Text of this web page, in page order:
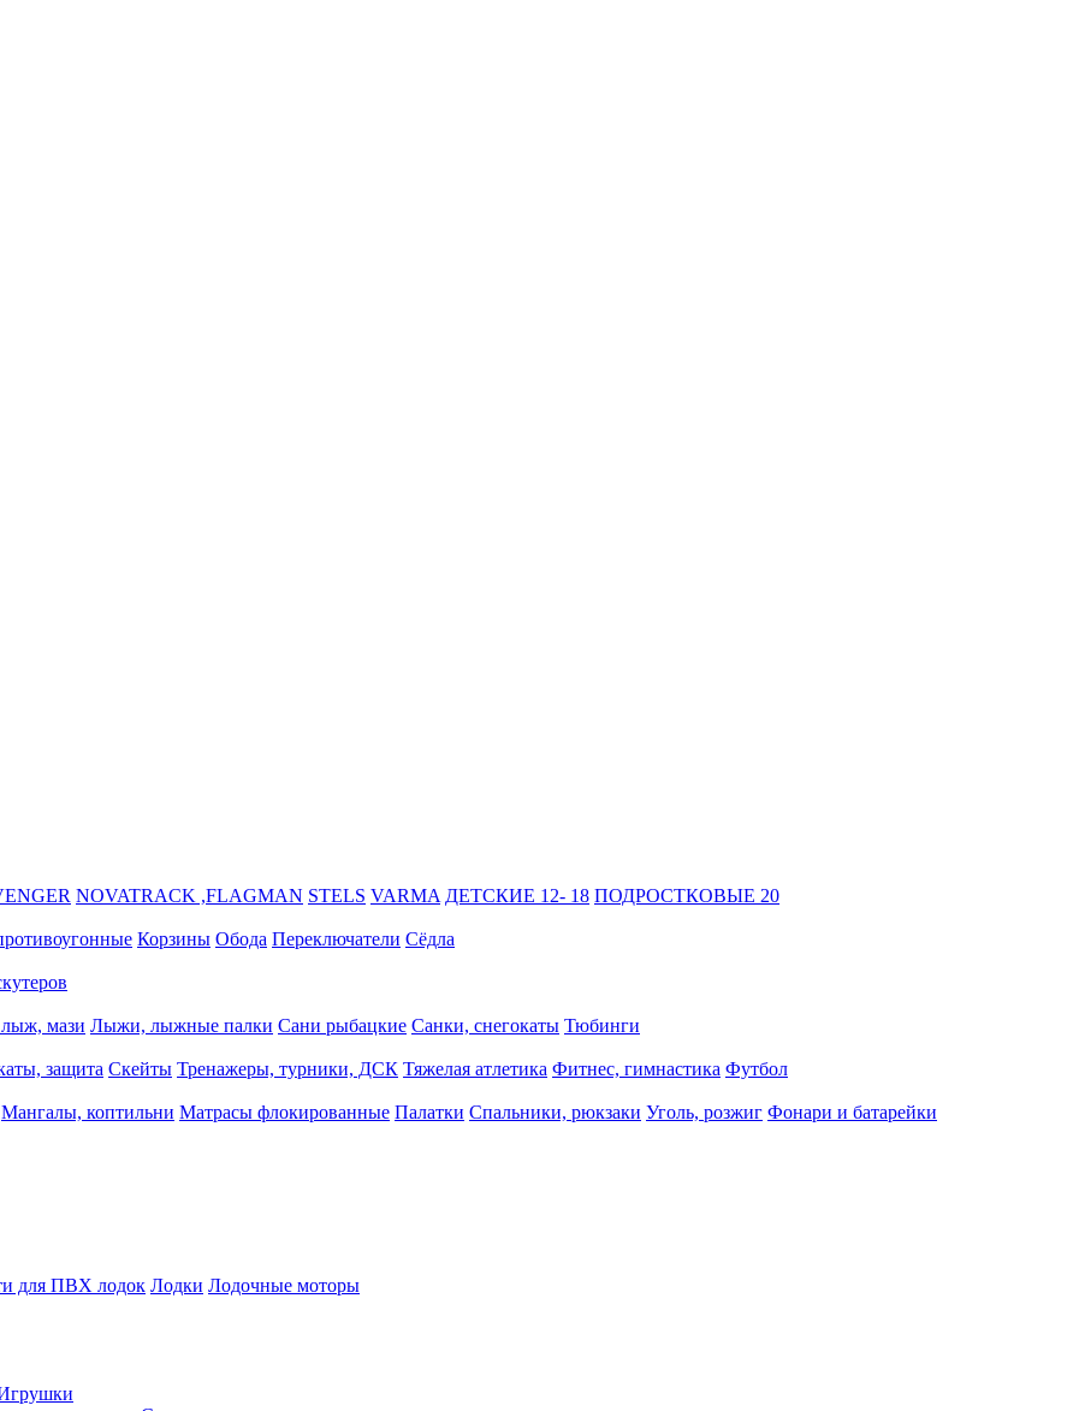
NOVATRACK ,FLAGMAN STELS VARMA ДЕТСКИЕ 12- 18 ПОДРОСТКОВЫЕ 20
Корзины Обода Переключатели Сёдла
мази Лыжи, лыжные палки Сани рыбацкие Санки, снегокаты Тюбинги
защита Скейты Тренажеры, турники, ДСК Тяжелая атлетика Фитнес, гимнастика Футбол
Мангалы, коптильни Матрасы флокированные Палатки Спальники, рюкзаки Уголь, розжиг Фонари и батарейки
для ПВХ лодок Лодки Лодочные моторы